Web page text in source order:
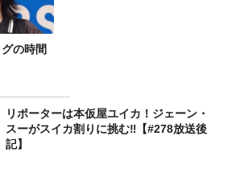
の時間
リポーターは本仮屋ユイカ！ジェーン・
スーがスイカ割りに挑む‼【#278放送後
記】